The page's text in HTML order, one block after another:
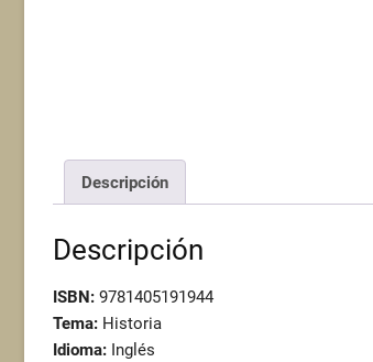
Descripción
Descripción
ISBN: 9781405191944
Tema: Historia
Idioma: Inglés